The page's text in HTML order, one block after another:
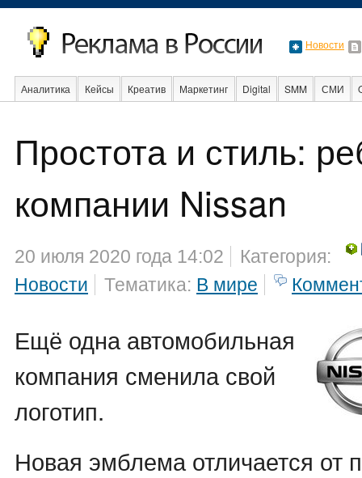
Новости
Аналитика Кейсы Креатив Маркетинг Digital SMM СМИ
Простота и стиль:
компании Nissan
20 июля 2020 года 14:02
Категория:
Новости
Тематика: В мире
Ещё одна автомобильная
компания сменила свой
логотип.
Новая эмблема отличается от